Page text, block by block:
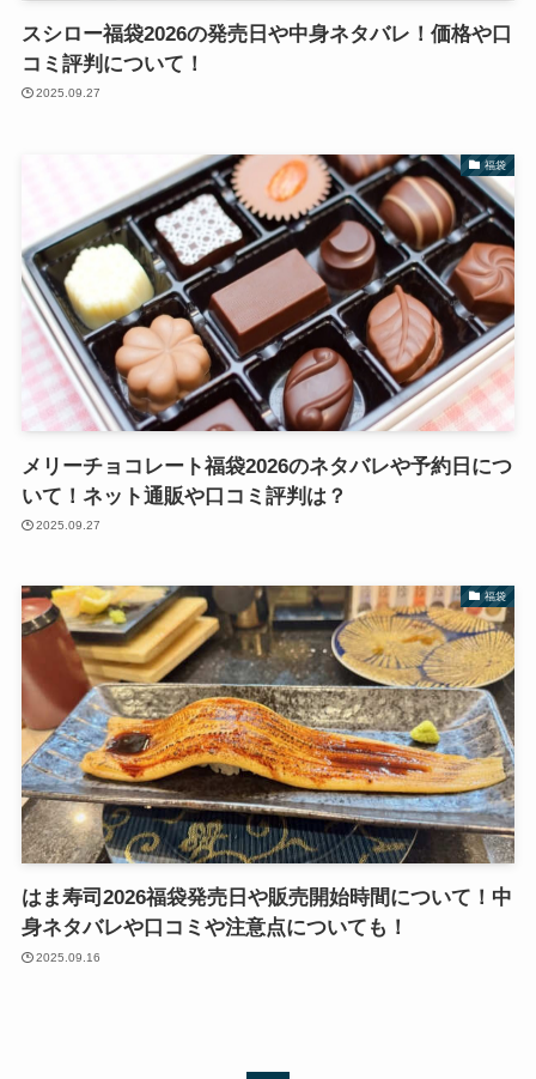
スシロー福袋2026の発売日や中身ネタバレ！価格や口
コミ評判について！
2025.09.27
福袋
メリーチョコレート福袋2026のネタバレや予約日につ
いて！ネット通販や口コミ評判は？
2025.09.27
福袋
はま寿司2026福袋発売日や販売開始時間について！中
身ネタバレや口コミや注意点についても！
2025.09.16